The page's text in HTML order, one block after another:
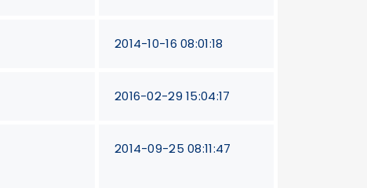
2014-10-16 08:01:18
2016-02-29 15:04:17
2014-09-25 08:11:47